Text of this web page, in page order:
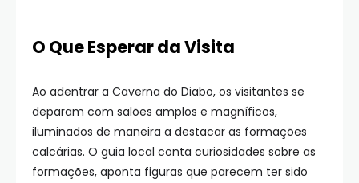
O Que Esperar da Visita
Ao adentrar a Caverna do Diabo, os visitantes se
deparam com salões amplos e magníficos,
iluminados de maneira a destacar as formações
calcárias. O guia local conta curiosidades sobre as
formações, aponta figuras que parecem ter sido